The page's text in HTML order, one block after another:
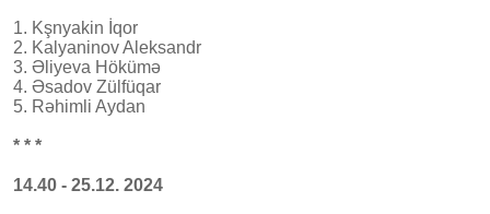
1. Kşnyakin İqor
2. Kalyaninov Aleksandr
3. Əliyeva Hökümə
4. Əsadov Zülfüqar
5. Rəhimli Aydan
* * *
14.40 - 25.12. 2024